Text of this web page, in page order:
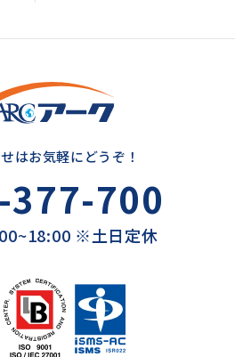
はお気軽にどうぞ！
377-700
※土日定休